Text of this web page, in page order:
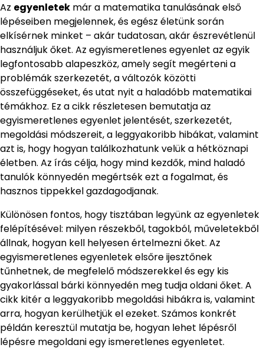
Az egyenletek már a matematika tanulásának első
lépéseiben megjelennek, és egész életünk során
elkísérnek minket – akár tudatosan, akár észrevétlenül
használjuk őket. Az egyismeretlenes egyenlet az egyik
legfontosabb alapeszköz, amely segít megérteni a
problémák szerkezetét, a változók közötti
összefüggéseket, és utat nyit a haladóbb matematikai
témákhoz. Ez a cikk részletesen bemutatja az
egyismeretlenes egyenlet jelentését, szerkezetét,
megoldási módszereit, a leggyakoribb hibákat, valamint
azt is, hogy hogyan találkozhatunk velük a hétköznapi
életben. Az írás célja, hogy mind kezdők, mind haladó
tanulók könnyedén megértsék ezt a fogalmat, és
hasznos tippekkel gazdagodjanak.
Különösen fontos, hogy tisztában legyünk az egyenletek
felépítésével: milyen részekből, tagokból, műveletekből
állnak, hogyan kell helyesen értelmezni őket. Az
egyismeretlenes egyenletek elsőre ijesztőnek
tűnhetnek, de megfelelő módszerekkel és egy kis
gyakorlással bárki könnyedén meg tudja oldani őket. A
cikk kitér a leggyakoribb megoldási hibákra is, valamint
arra, hogyan kerülhetjük el ezeket. Számos konkrét
példán keresztül mutatja be, hogyan lehet lépésről
lépésre megoldani egy ismeretlenes egyenletet.